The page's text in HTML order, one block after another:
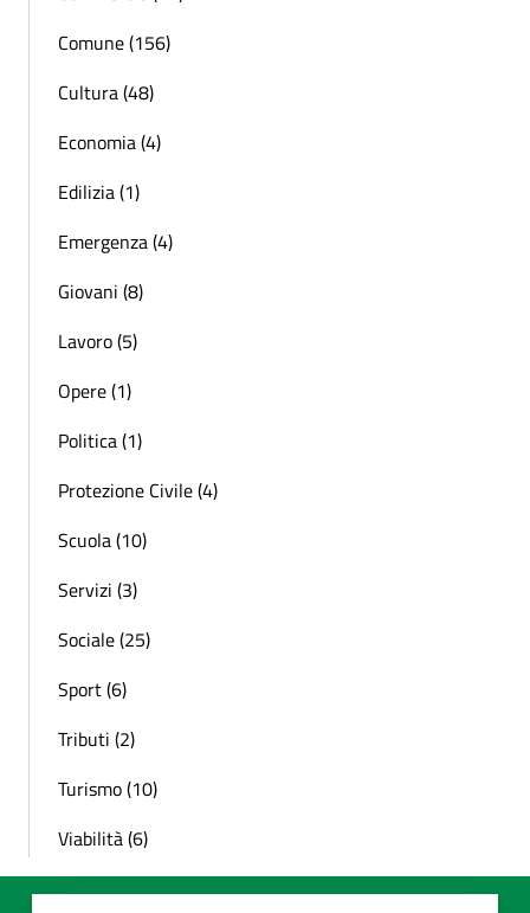
Comune (156)
Cultura (48)
Economia (4)
Edilizia (1)
Emergenza (4)
Giovani (8)
Lavoro (5)
Opere (1)
Politica (1)
Protezione Civile (4)
Scuola (10)
Servizi (3)
Sociale (25)
Sport (6)
Tributi (2)
Turismo (10)
Viabilità (6)